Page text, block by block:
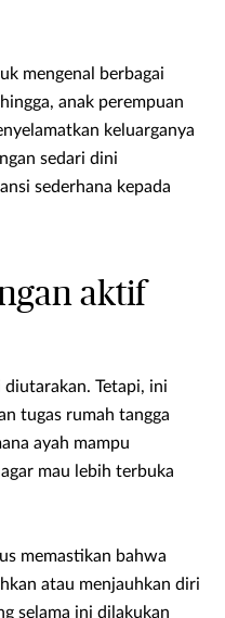
mengenal berbagai
anak perempuan
keluarganya
sedari dini
sederhana kepada
aktif
Tetapi, ini
tugas rumah tangga
ayah mampu
mau lebih terbuka
memastikan bahwa
atau menjauhkan diri
selama ini dilakukan